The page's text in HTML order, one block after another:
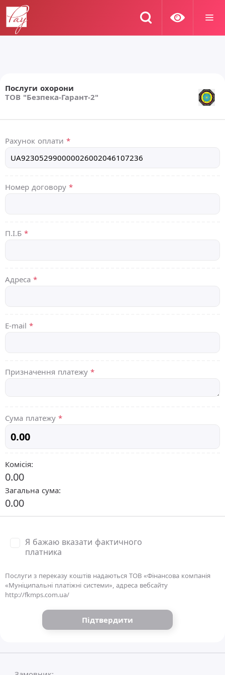
Послуги охорони
ТОВ "Безпека-Гарант-2"
Рахунок оплати *
Номер договору *
П.І.Б *
Адреса *
E-mail *
Призначення платежу *
Сума платежу *
Комісія:
0.00
Загальна сума:
0.00
Я бажаю вказати фактичного
платника
Послуги з переказу коштів надаються ТОВ «Фінансова компанія
«Муніципальні платіжні системи», адреса вебсайту
http://fkmps.com.ua/
Підтвердити